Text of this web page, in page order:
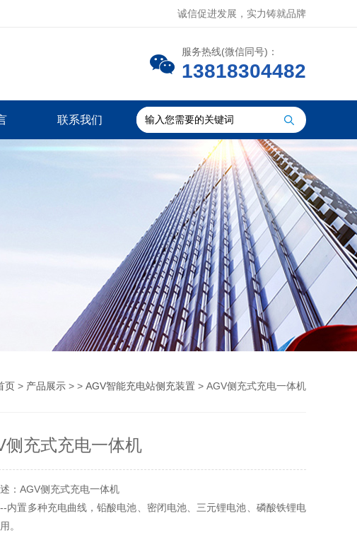
诚信促进发展，实力铸就品牌
服务热线(微信同号)：
13818304482
联系我们
页 > 产品展示 > > AGV智能充电站侧充装置 > AGV侧充式充电一体机
侧充式充电一体机
：AGV侧充式充电一体机
内置多种充电曲线，铅酸电池、密闭电池、三元锂电池、磷酸铁锂电
。